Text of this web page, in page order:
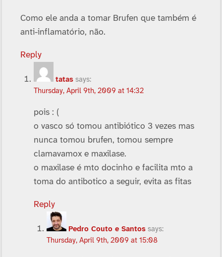
Como ele anda a tomar Brufen que também é
anti-inflamatório, não.
Reply
tatas says:
Thursday, April 9th, 2009 at 14:32
pois : (
o vasco só tomou antibiótico 3 vezes mas
nunca tomou brufen, tomou sempre
clamavamox e maxilase.
o maxilase é mto docinho e facilita mto a
toma do antibotico a seguir, evita as fitas
Reply
Pedro Couto e Santos says:
Thursday, April 9th, 2009 at 15:08